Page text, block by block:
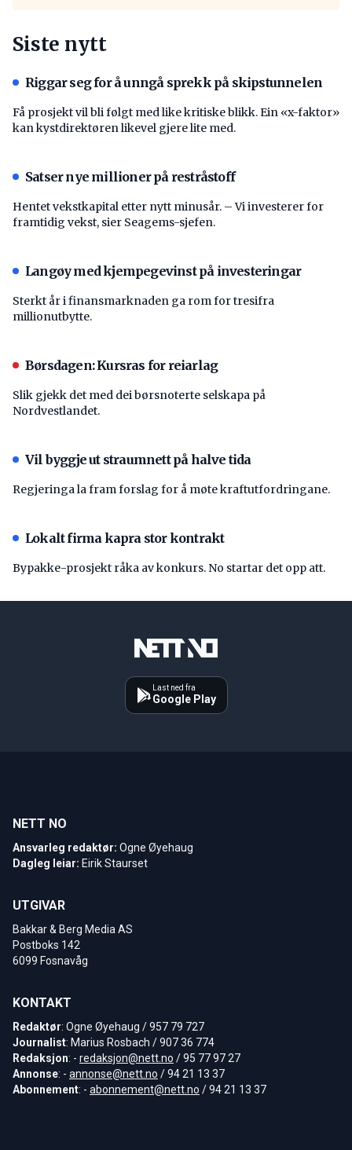
Siste nytt
Riggar seg for å unngå sprekk på skipstunnelen
Få prosjekt vil bli følgt med like kritiske blikk. Ein «x-faktor»
kan kystdirektøren likevel gjere lite med.
Satser nye millioner på restråstoff
Hentet vekstkapital etter nytt minusår. – Vi investerer for
framtidig vekst, sier Seagems-sjefen.
Langøy med kjempegevinst på investeringar
Sterkt år i finansmarknaden ga rom for tresifra
millionutbytte.
Børsdagen: Kursras for reiarlag
Slik gjekk det med dei børsnoterte selskapa på
Nordvestlandet.
Vil byggje ut straumnett på halve tida
Regjeringa la fram forslag for å møte kraftutfordringane.
Lokalt firma kapra stor kontrakt
Bypakke-prosjekt råka av konkurs. No startar det opp att.
Last ned fra
Google Play
NETT NO
Ansvarleg redaktør: Ogne Øyehaug
Dagleg leiar: Eirik Staurset
UTGIVAR
Bakkar & Berg Media AS
Postboks 142
6099 Fosnavåg
KONTAKT
Redaktør: Ogne Øyehaug / 957 79 727
Journalist: Marius Rosbach / 907 36 774
Redaksjon: - redaksjon@nett.no / 95 77 97 27
Annonse: - annonse@nett.no / 94 21 13 37
Abonnement: - abonnement@nett.no / 94 21 13 37